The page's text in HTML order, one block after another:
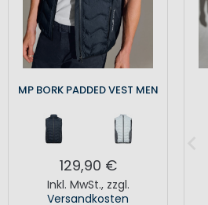
MP BORK PADDED VEST MEN
129,90 €
Inkl. MwSt., zzgl.
Versandkosten